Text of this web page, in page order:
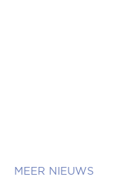
NIEUWS